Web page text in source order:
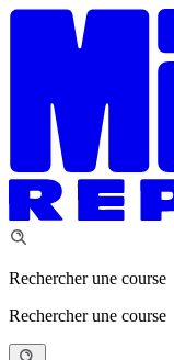
Rechercher une course
Rechercher une course